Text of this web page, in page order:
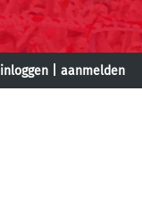
inloggen aanmelden